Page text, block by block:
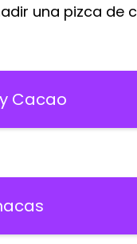
una pizca de
Cacao